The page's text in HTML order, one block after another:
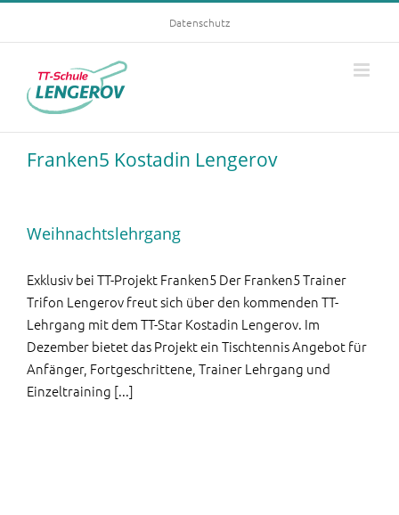
Datenschutz
Franken5 Kostadin Lengerov
Weihnachtslehrgang
Exklusiv bei TT-Projekt Franken5 Der Franken5 Trainer
Trifon Lengerov freut sich über den kommenden TT-
Lehrgang mit dem TT-Star Kostadin Lengerov. Im
Dezember bietet das Projekt ein Tischtennis Angebot für
Anfänger, Fortgeschrittene, Trainer Lehrgang und
Einzeltraining [...]